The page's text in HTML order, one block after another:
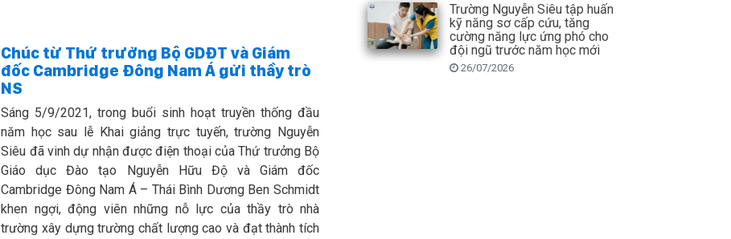
Chúc từ Thứ trưởng Bộ GDĐT và Giám
đốc Cambridge Đông Nam Á gửi thầy trò
NS
Sáng 5/9/2021, trong buổi sinh hoạt truyền thống đầu
năm học sau lễ Khai giảng trực tuyến, trường Nguyễn
Siêu đã vinh dự nhận được điện thoại của Thứ trưởng Bộ
Giáo dục Đào tạo Nguyễn Hữu Độ và Giám đốc
Cambridge Đông Nam Á – Thái Bình Dương Ben Schmidt
khen ngợi, động viên những nỗ lực của thầy trò nhà
trường xây dựng trường chất lượng cao và đạt thành tích
Trường Nguyễn Siêu tập huấn
kỹ năng sơ cấp cứu, tăng
cường năng lực ứng phó cho
đội ngũ trước năm học mới
26/07/2026